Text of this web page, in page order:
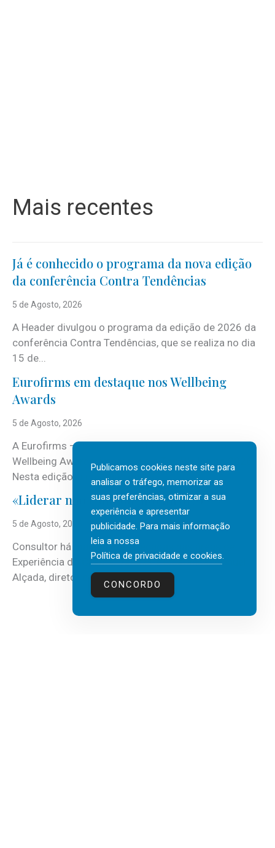
Mais recentes
Já é conhecido o programa da nova edição
da conferência Contra Tendências
5 de Agosto, 2026
A Header divulgou o programa da edição de 2026 da
conferência Contra Tendências, que se realiza no dia
15 de...
Eurofirms em destaque nos Wellbeing
Awards
5 de Agosto, 2026
A Eurofirms – People first está de regresso aos
Wellbeing Awards, integrando o Top Wellbeing 2026.
Nesta edição, a multinacional...
«Liderar não é um talento místico.»
5 de Agosto, 2026
Consultor há mais de três décadas nas áreas de
Experiência do Cliente, Vendas e Liderança, Manuel
Alçada, diretor executivo da...
Publicamos cookies neste site para
analisar o tráfego, memorizar as
suas preferências, otimizar a sua
experiência e apresentar
publicidade. Para mais informação
leia a nossa
Política de privacidade e cookies.
CONCORDO